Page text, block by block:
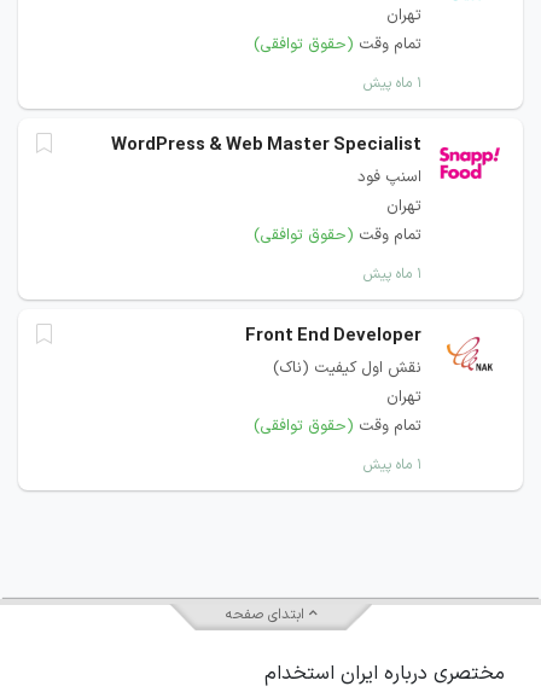
تهران
تمام وقت (حقوق توافقی)
۱ ماه پیش
WordPress & Web Master Specialist
اسنپ فود
تهران
تمام وقت (حقوق توافقی)
۱ ماه پیش
Front End Developer
نقش اول کیفیت (ناک)
تهران
تمام وقت (حقوق توافقی)
۱ ماه پیش
ابتدای صفحه
مختصری درباره ایران استخدام